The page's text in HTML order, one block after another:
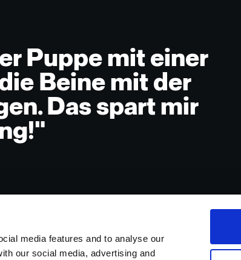
media features and to analyse our
our social media, advertising and
Puppe mit einer
Beine mit der
Das spart mir